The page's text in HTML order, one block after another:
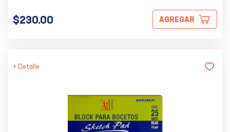
$230.00 AGREGAR
+ Detalle